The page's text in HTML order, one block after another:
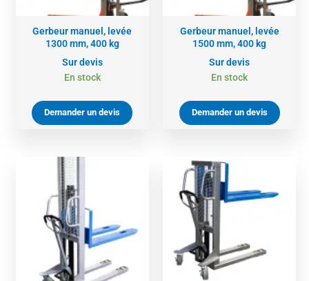
Gerbeur manuel, levée
1300 mm, 400 kg
Sur devis
En stock
Demander un devis
Gerbeur manuel, levée
1500 mm, 400 kg
Sur devis
En stock
Demander un devis